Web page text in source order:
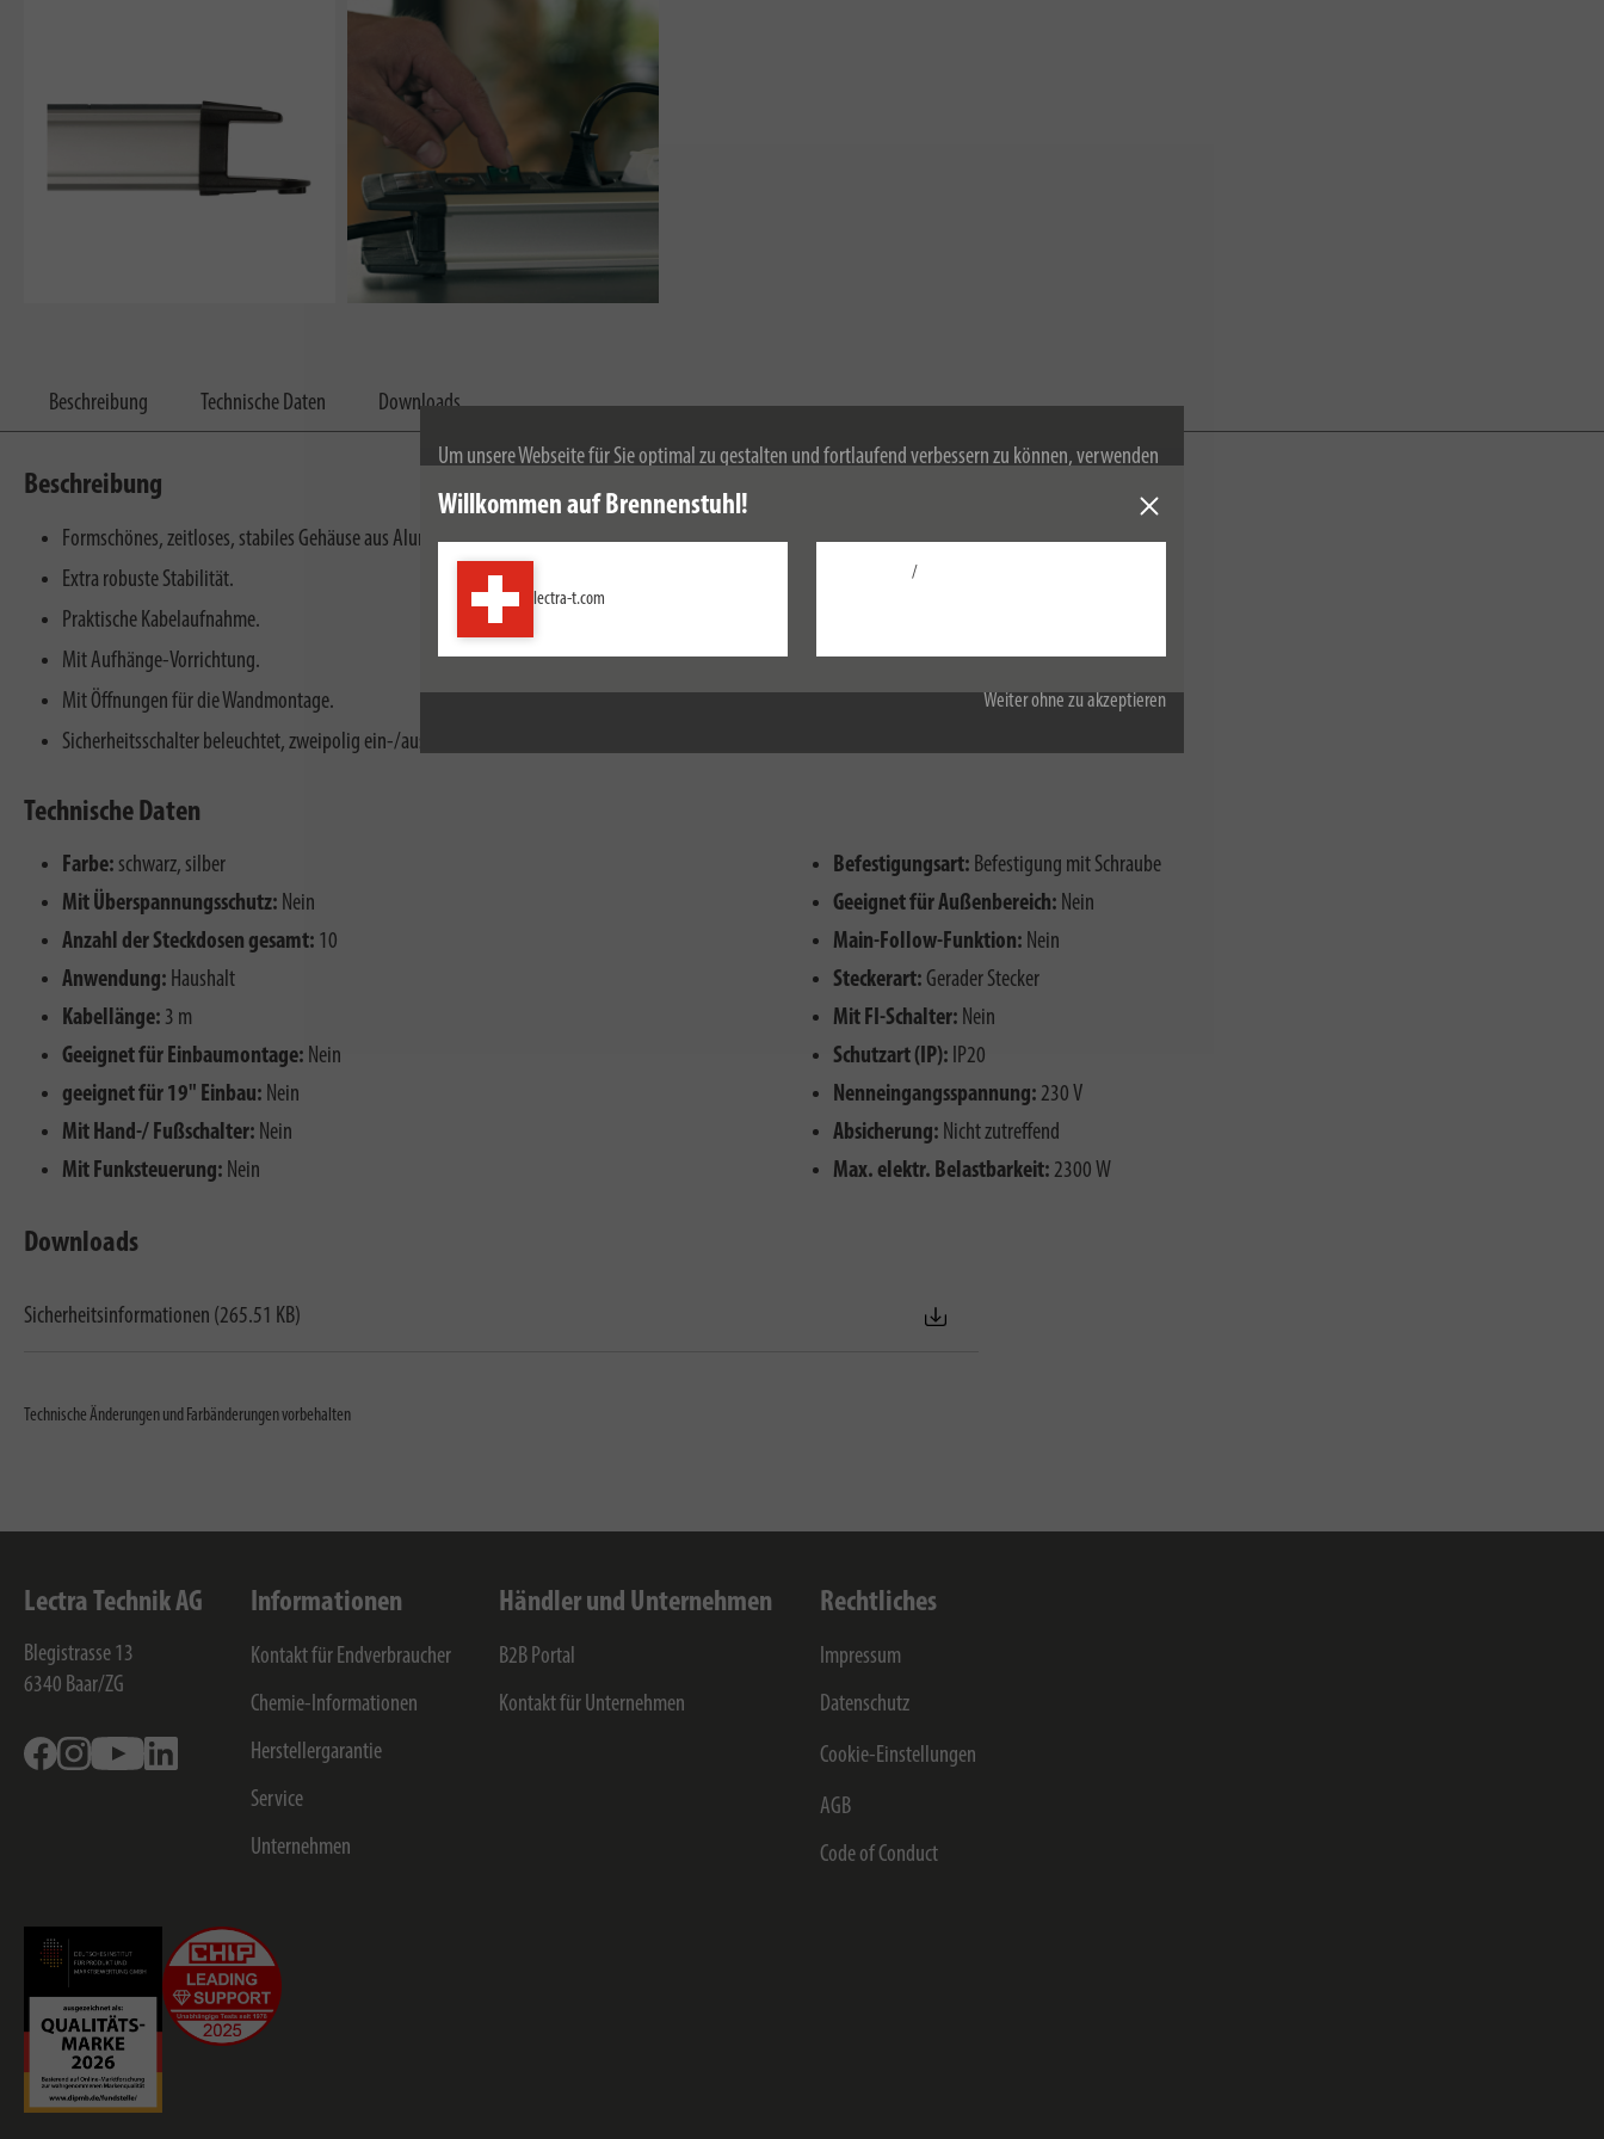
Um unsere Webseite für Sie optimal zu gestalten und fortlaufend verbessern zu können, verwenden
wir Cookies. Durch die weitere Nutzung der Webseite stimmen Sie der Verwendung von Cookies zu.
Weitere Informationen zu Cookies erhalten Sie in unserer
Weiter ohne zu akzeptieren
Willkommen auf Brennenstuhl!
lectra-t.com
/
Beschreibung Technische Daten Downloads
Beschreibung
Formschönes, zeitloses, stabiles Gehäuse aus Aluminium mit unempfindlicher, matt eloxierter Oberfläche.
Extra robuste Stabilität.
Praktische Kabelaufnahme.
Mit Aufhänge-Vorrichtung.
Mit Öffnungen für die Wandmontage.
Sicherheitsschalter beleuchtet, zweipolig ein-/ausschaltbar.
Technische Daten
Farbe: schwarz, silber
Mit Überspannungsschutz: Nein
Anzahl der Steckdosen gesamt: 10
Anwendung: Haushalt
Kabellänge: 3 m
Geeignet für Einbaumontage: Nein
geeignet für 19" Einbau: Nein
Mit Hand-/ Fußschalter: Nein
Mit Funksteuerung: Nein
Befestigungsart: Befestigung mit Schraube
Geeignet für Außenbereich: Nein
Main-Follow-Funktion: Nein
Steckerart: Gerader Stecker
Mit FI-Schalter: Nein
Schutzart (IP): IP20
Nenneingangsspannung: 230 V
Absicherung: Nicht zutreffend
Max. elektr. Belastbarkeit: 2300 W
Downloads
Sicherheitsinformationen (265.51 KB)
Technische Änderungen und Farbänderungen vorbehalten
Lectra Technik AG
Blegistrasse 13
6340 Baar/ZG
FacebookInstagramYoutube
Informationen
Kontakt für Endverbraucher
Chemie-Informationen
Herstellergarantie
Service
Unternehmen
Händler und Unternehmen
B2B Portal
Kontakt für Unternehmen
Rechtliches
Impressum
Datenschutz
Cookie-Einstellungen
AGB
Code of Conduct